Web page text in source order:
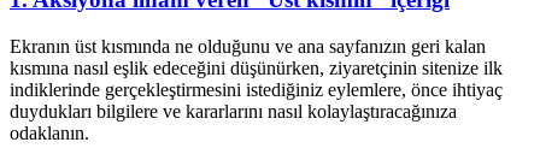
Ekranın üst kısmında ne olduğunu ve ana sayfanızın geri kalan
kısmına nasıl eşlik edeceğini düşünürken, ziyaretçinin sitenize ilk
indiklerinde gerçekleştirmesini istediğiniz eylemlere, önce ihtiyaç
duydukları bilgilere ve kararlarını nasıl kolaylaştıracağınıza
odaklanın.